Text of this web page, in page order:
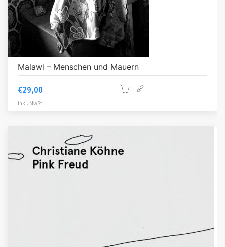
Malawi – Menschen und Mauern
€29,00
inkl. MwSt.